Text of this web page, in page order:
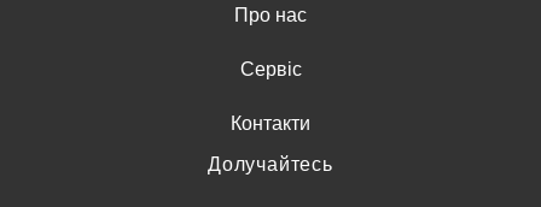
Про нас
Сервіс
Контакти
Долучайтесь